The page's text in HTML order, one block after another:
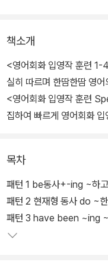
책소개
<영어회화 입영작 훈련 1-
실히 따르며 한땀한땀 영
<영어회화 입영작 훈련
집하여 빠르게 영어회화
손영작과 입영작 훈련의
어회화 입영작 훈련 1-4>
중심으로 단기간에 스피킹
회화 입영작 훈련 Special
목차
패턴 1 be동사
패턴 2 현재형